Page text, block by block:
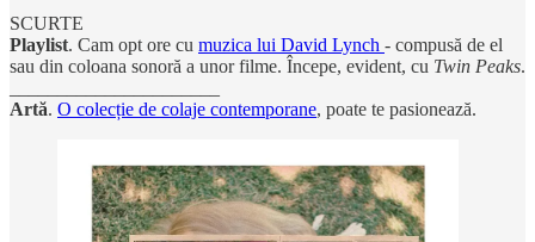
SCURTE
Playlist. Cam opt ore cu muzica lui David Lynch - compusă de el
sau din coloana sonoră a unor filme. Începe, evident, cu Twin Peaks.
Artă. O colecție de colaje contemporane, poate te pasionează.